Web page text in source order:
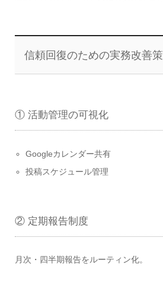
信頼回復のための実務改善策
① 活動管理の可視化
Googleカレンダー共有
投稿スケジュール管理
② 定期報告制度
月次・四半期報告をルーティン化。